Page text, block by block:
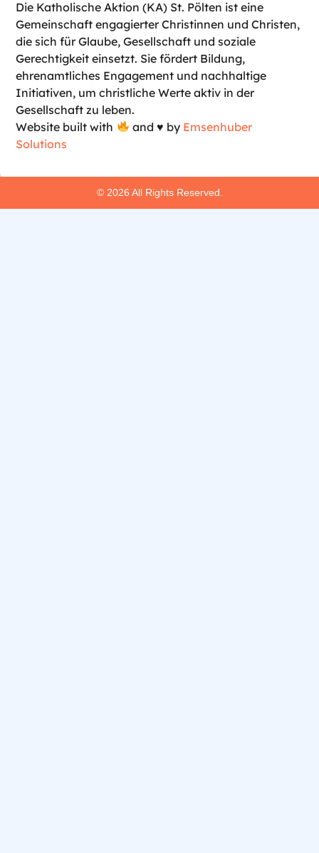
Die Katholische Aktion (KA) St. Pölten ist eine
Gemeinschaft engagierter Christinnen und Christen,
die sich für Glaube, Gesellschaft und soziale
Gerechtigkeit einsetzt. Sie fördert Bildung,
ehrenamtliches Engagement und nachhaltige
Initiativen, um christliche Werte aktiv in der
Gesellschaft zu leben.
Website built with
and ♥️ by Emsenhuber
Solutions
© 2026 All Rights Reserved.